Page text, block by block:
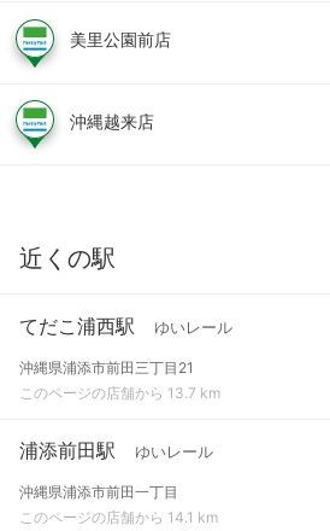
美里公園前店
沖縄越来店
近くの駅
てだこ浦西駅 ゆいレール
沖縄県浦添市前田三丁目21
このページの店舗から 13.7 km
浦添前田駅 ゆいレール
沖縄県浦添市前田一丁目
このページの店舗から 14.1 km